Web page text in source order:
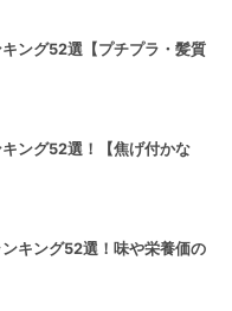
ング52選【プチプラ・髪質
ング52選！【焦げ付かな
キング52選！味や栄養価の